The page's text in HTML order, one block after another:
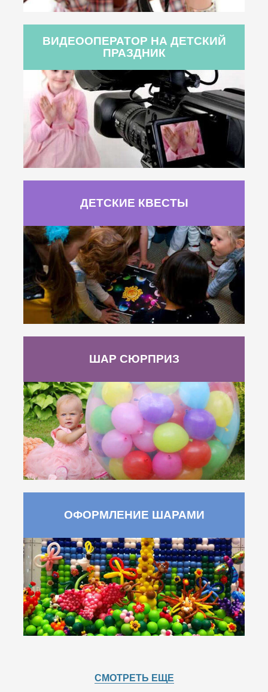
ВИДЕООПЕРАТОР НА ДЕТСКИЙ
ПРАЗДНИК
ДЕТСКИЕ КВЕСТЫ
ШАР СЮРПРИЗ
ОФОРМЛЕНИЕ ШАРАМИ
СМОТРЕТЬ ЕЩЕ